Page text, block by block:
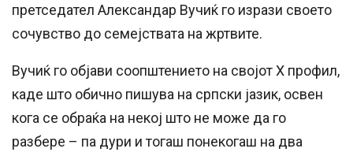
претседател Александар Вучиќ го изрази своето
сочувство до семејствата на жртвите.
Вучиќ го објави соопштението на својот X профил,
каде што обично пишува на српски јазик, освен
кога се обраќа на некој што не може да го
разбере – па дури и тогаш понекогаш на два